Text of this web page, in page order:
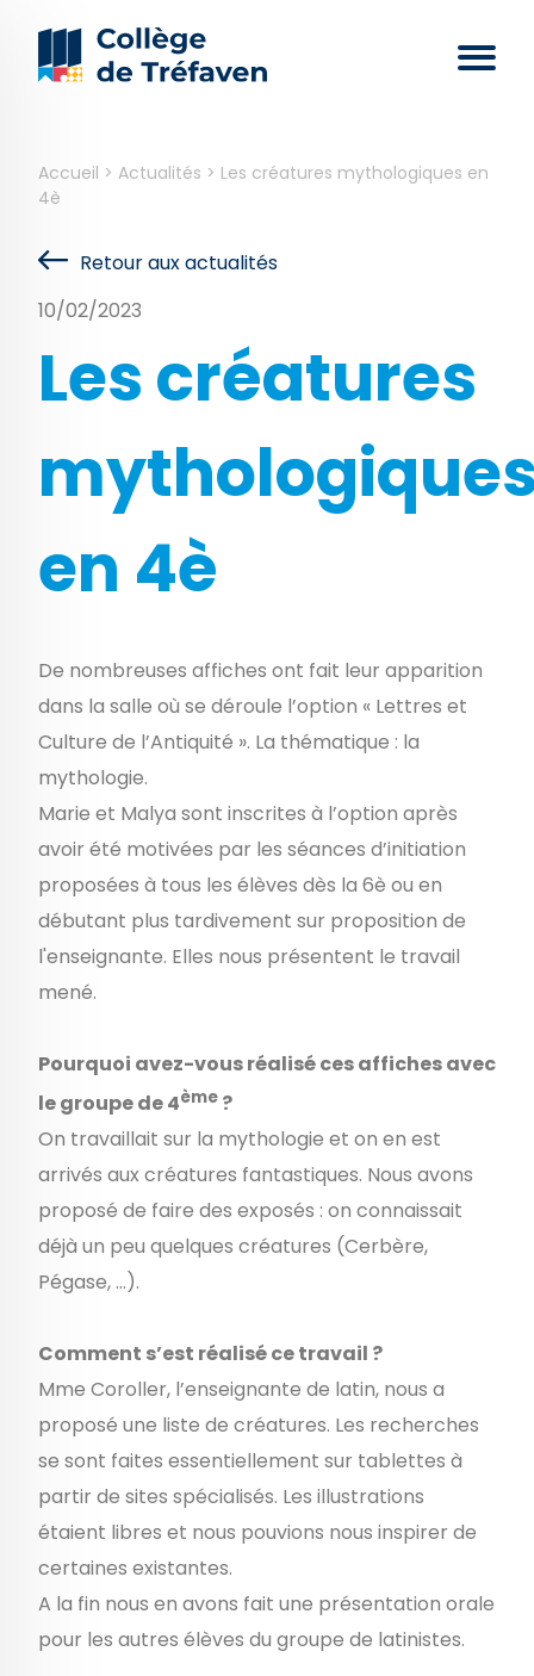
Accueil > Actualités > Les créatures mythologiques en
4è
Retour aux actualités
10/02/2023
Les créatures
en 4è
De nombreuses affiches ont fait leur apparition
dans la salle où se déroule l’option « Lettres et
Culture de l’Antiquité ». La thématique : la
mythologie.
Marie et Malya sont inscrites à l’option après
avoir été motivées par les séances d’initiation
proposées à tous les élèves dès la 6è ou en
débutant plus tardivement sur proposition de
l'enseignante. Elles nous présentent le travail
mené.
Pourquoi avez-vous réalisé ces affiches avec
le groupe de 4ème ?
On travaillait sur la mythologie et on en est
arrivés aux créatures fantastiques. Nous avons
proposé de faire des exposés : on connaissait
déjà un peu quelques créatures (Cerbère,
Pégase, …).
Comment s’est réalisé ce travail ?
Mme Coroller, l’enseignante de latin, nous a
proposé une liste de créatures. Les recherches
se sont faites essentiellement sur tablettes à
partir de sites spécialisés. Les illustrations
étaient libres et nous pouvions nous inspirer de
certaines existantes.
A la fin nous en avons fait une présentation orale
pour les autres élèves du groupe de latinistes.